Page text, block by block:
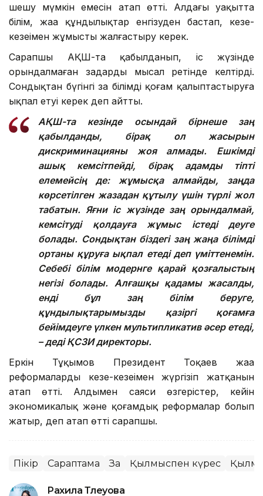
шешу мүмкін емесін атап өтті. Алдағы уақытта
білім, жаңа құндылықтар енгізуден бастап, кезең-
кезеңімен жұмысты жалғастыру керек.
Сарапшы АҚШ-та қабылданып, іс жүзінде
орындалмаған заңдарды мысал ретінде келтірді.
Сондықтан бүгінгі заң білімді қоғам қалыптастыруға
ықпал етуі керек деп айтты.
АҚШ-та кезінде осындай бірнеше заң
қабылданды, бірақ ол жасырын
дискриминацияны жоя алмады. Ешкімді
ашық кемсітпейді, бірақ адамды тіпті
елемейсің де: жұмысқа алмайды, заңда
көрсетілген жазадан құтылу үшін түрлі жол
табатын. Яғни іс жүзінде заң орындалмай,
кемсітуді қолдауға жұмыс істеді деуге
болады. Сондықтан біздегі заң жаңа білімді
ортаны құруға ықпал етеді деп үміттенемін.
Себебі білім модернге қарай қозғалыстың
негізі болады. Алғашқы қадамы жасалды,
енді бұл заң білім беруге,
құндылықтарымызды қазіргі қоғамға
бейімдеуге үлкен мультипликатив әсер етеді,
– деді ҚСЗИ директоры.
Еркін Тұқымов Президент Тоқаев жаңа
реформаларды кезең-кезеңімен жүргізіп жатқанын
атап өтті. Алдымен саяси өзгерістер, кейін
экономикалық және қоғамдық реформалар болып
жатыр, деп атап өтті сарапшы.
Пікір Сараптама Заң Қылмыспен күрес
Рахила Тлеуова